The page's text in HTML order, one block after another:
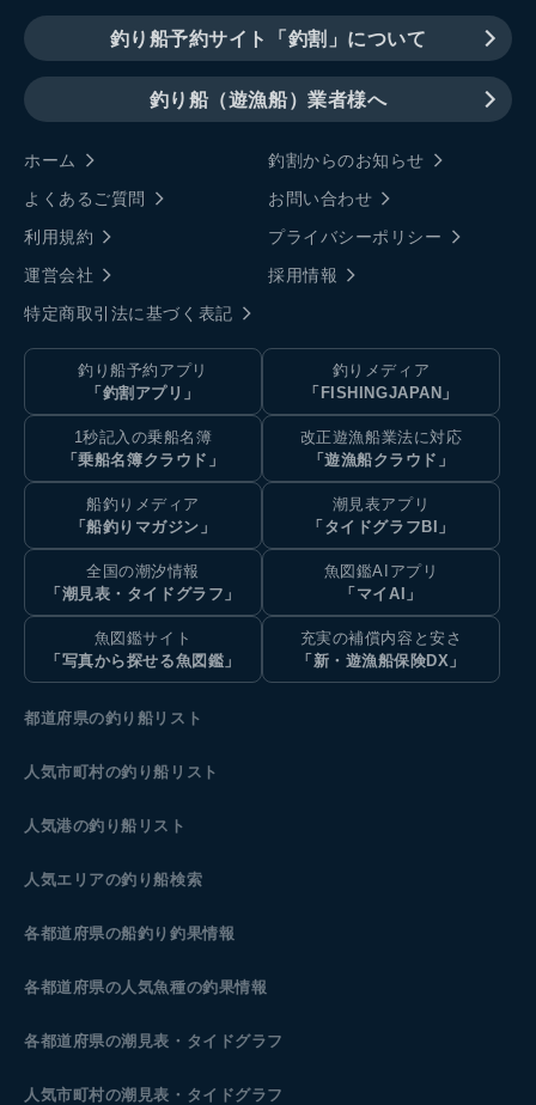
釣り船予約サイト「釣割」について
釣り船（遊漁船）業者様へ
ホーム
釣割からのお知らせ
よくあるご質問
お問い合わせ
利用規約
プライバシーポリシー
運営会社
採用情報
特定商取引法に基づく表記
釣り船予約アプリ
「釣割アプリ」
釣りメディア
「FISHINGJAPAN」
1秒記入の乗船名簿
「乗船名簿クラウド」
改正遊漁船業法に対応
「遊漁船クラウド」
船釣りメディア
「船釣りマガジン」
潮見表アプリ
「タイドグラフBI」
全国の潮汐情報
「潮見表・タイドグラフ」
魚図鑑AIアプリ
「マイAI」
魚図鑑サイト
「写真から探せる魚図鑑」
充実の補償内容と安さ
「新・遊漁船保険DX」
都道府県の釣り船リスト
人気市町村の釣り船リスト
人気港の釣り船リスト
人気エリアの釣り船検索
各都道府県の船釣り釣果情報
各都道府県の人気魚種の釣果情報
各都道府県の潮見表 ・タイドグラフ
人気市町村の潮見表・タイドグラフ